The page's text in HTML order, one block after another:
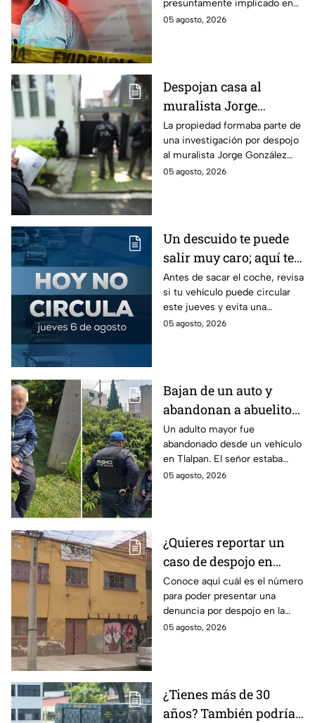
presuntamente implicado en
un intento de fraude para
05 agosto, 2026
Despojan casa al
muralista Jorge
González Camarena en
la Del Valle y la
recupera| FOTOS
La propiedad formaba parte de
una investigación por despojo
al muralista Jorge González
Camarena por un predio en la
05 agosto, 2026
Un descuido te puede
salir muy caro; aquí te
contamos cómo queda
el Hoy No Circula para
este jueves
Antes de sacar el coche, revisa
si tu vehículo puede circular
este jueves y evita una
sanción que puede afectar tu
05 agosto, 2026
Bajan de un auto y
abandonan a abuelito
de 83 años en CDMX
con demencia senil
Un adulto mayor fue
abandonado desde un vehículo
en Tlalpan. El señor estaba
desorientado y la ayuda de
05 agosto, 2026
¿Quieres reportar un
caso de despojo en
CDMX? El número que
tienes que marcar y lo
que tienes que hacer
Conoce aquí cuál es el número
para poder presentar una
denuncia por despojo en la
CDMX y qué hacer si eres
05 agosto, 2026
¿Tienes más de 30
años? También podrías